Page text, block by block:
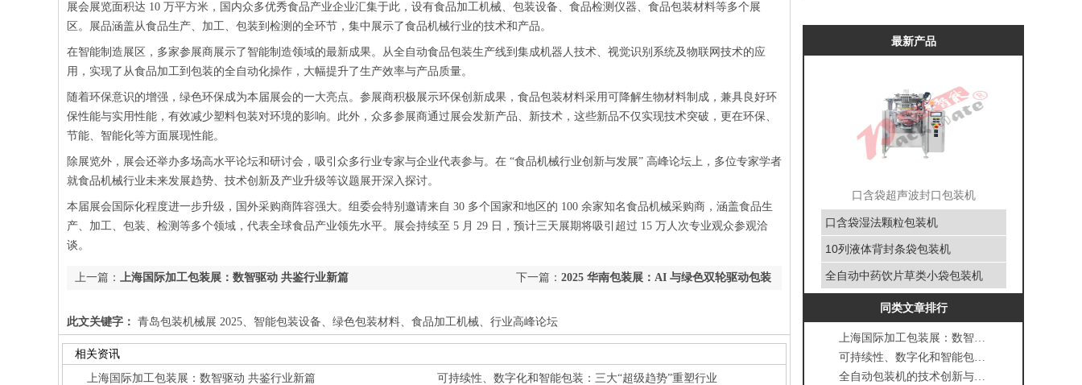
展会展览面积达 10 万平方米，国内众多优秀食品产业企业汇集于此，设有食品加工机械、包装设备、食品检测仪器、食品包装材料等多个展
区。展品涵盖从食品生产、加工、包装到检测的全环节，集中展示了食品机械行业的技术和产品。
在智能制造展区，多家参展商展示了智能制造领域的最新成果。从全自动食品包装生产线到集成机器人技术、视觉识别系统及物联网技术的应
用，实现了从食品加工到包装的全自动化操作，大幅提升了生产效率与产品质量。
随着环保意识的增强，绿色环保成为本届展会的一大亮点。参展商积极展示环保创新成果，食品包装材料采用可降解生物材料制成，兼具良好环
保性能与实用性能，有效减少塑料包装对环境的影响。此外，众多参展商通过展会发新产品、新技术，这些新品不仅实现技术突破，更在环保、
节能、智能化等方面展现性能。
除展览外，展会还举办多场高水平论坛和研讨会，吸引众多行业专家与企业代表参与。在 “食品机械行业创新与发展” 高峰论坛上，多位专家学者
就食品机械行业未来发展趋势、技术创新及产业升级等议题展开深入探讨。
本届展会国际化程度进一步升级，国外采购商阵容强大。组委会特别邀请来自 30 多个国家和地区的 100 余家知名食品机械采购商，涵盖食品生
产、加工、包装、检测等多个领域，代表全球食品产业领先水平。展会持续至 5 月 29 日，预计三天展期将吸引超过 15 万人次专业观众参观洽
谈。
下一篇： 2025 华南包装展：AI 与绿色双轮驱动包装
上一篇： 上海国际加工包装展：数智驱动 共鉴行业新篇
此文关键字： 青岛包装机械展 2025、智能包装设备、绿色包装材料、食品加工机械、行业高峰论坛
相关资讯
上海国际加工包装展：数智驱动 共鉴行业新篇
可持续性、数字化和智能包装：三大“超级趋势”重塑行业
最新产品
口含袋超声波封口包装机
口含袋湿法颗粒包装机
10列液体背封条袋包装机
全自动中药饮片草类小袋包装机
同类文章排行
上海国际加工包装展：数智驱动 共鉴行业新篇
可持续性、数字化和智能包装：三大“超级趋势”重塑行业
全自动包装机的技术创新与发展趋势